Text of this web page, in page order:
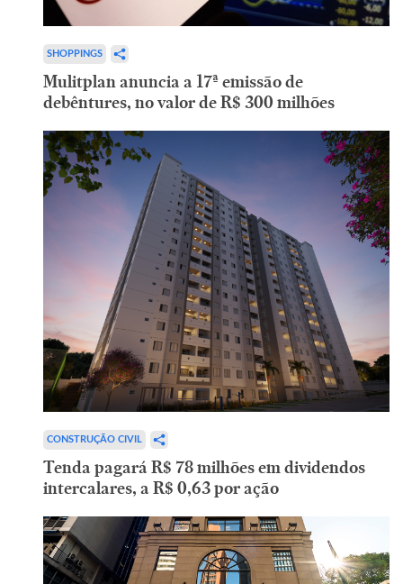
SHOPPINGS
Mulitplan anuncia a 17ª emissão de
debêntures, no valor de R$ 300 milhões
CONSTRUÇÃO CIVIL
Tenda pagará R$ 78 milhões em dividendos
intercalares, a R$ 0,63 por ação